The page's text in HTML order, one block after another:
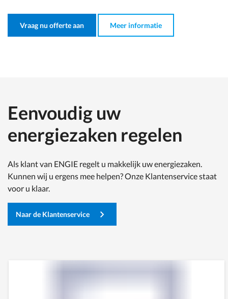
Vraag nu offerte aan Meer informatie
Eenvoudig uw
energiezaken regelen
Als klant van ENGIE regelt u makkelijk uw energiezaken.
Kunnen wij u ergens mee helpen? Onze Klantenservice staat
voor u klaar.
Naar de Klantenservice